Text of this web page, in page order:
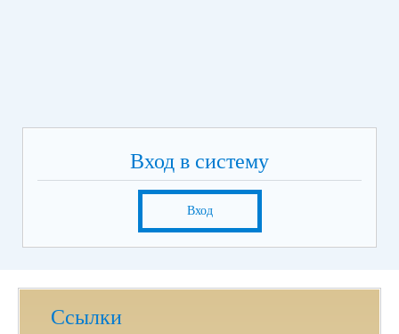
Вход в систему
Вход
Ссылки